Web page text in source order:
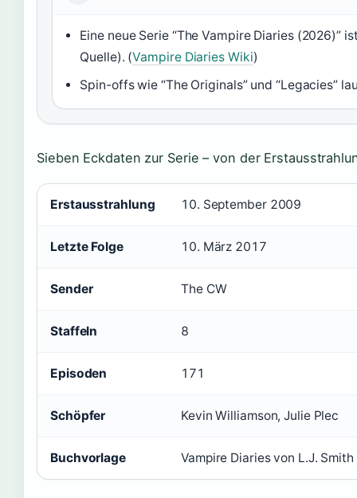
Eine neue Serie “The Vampire Diaries
Quelle). (Vampire Diaries Wiki)
Spin-offs wie “The Originals” und “Legacies”
Sieben Eckdaten zur Serie – von der
Erstausstrahlung 10. September 2009
Letzte Folge 10. März 2017
Sender The CW
Staffeln 8
Episoden 171
Schöpfer Kevin Williamson, Julie Plec
Buchvorlage Vampire Diaries von L.J. Smith